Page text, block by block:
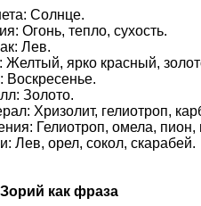
Солнце.
Огонь, тепло, сухость.
Лев.
Желтый, ярко красный,
Воскресенье.
Золото.
Хризолит, гелиотроп,
Гелиотроп, омела,
Лев, орел, сокол, скарабей.
как фраза